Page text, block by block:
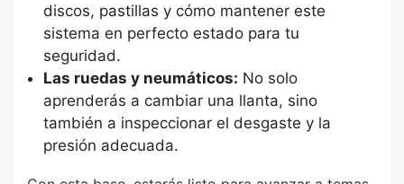
discos, pastillas y cómo mantener este
sistema en perfecto estado para tu
seguridad.
Las ruedas y neumáticos: No solo
aprenderás a cambiar una llanta, sino
también a inspeccionar el desgaste y la
presión adecuada.